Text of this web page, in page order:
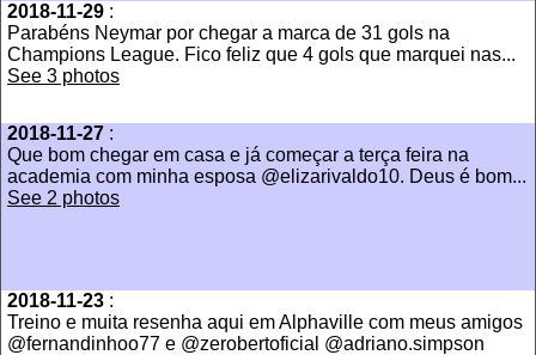
2018-11-29 :
Parabéns Neymar por chegar a marca de 31 gols na
Champions League. Fico feliz que 4 gols que marquei nas...
See 3 photos
2018-11-27 :
Que bom chegar em casa e já começar a terça feira na
academia com minha esposa @elizarivaldo10. Deus é bom...
See 2 photos
2018-11-23 :
Treino e muita resenha aqui em Alphaville com meus amigos
@fernandinhoo77 e @zerobertoficial @adriano.simpson